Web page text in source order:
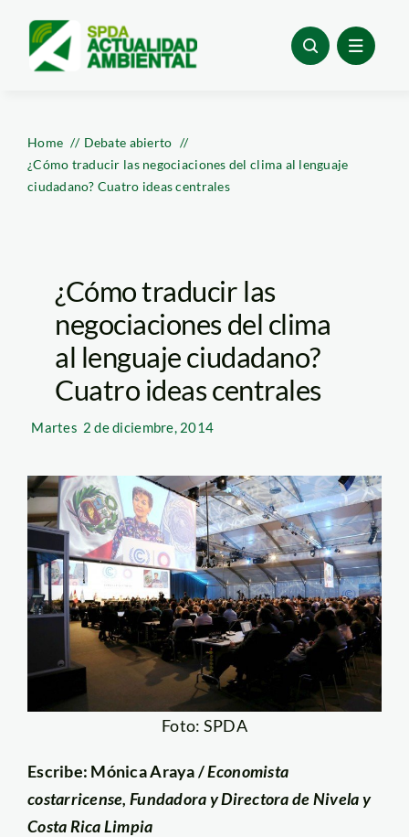
content
Home
Debate abierto
¿Cómo traducir las negociaciones del clima al lenguaje
ciudadano? Cuatro ideas centrales
¿Cómo traducir las
negociaciones del clima
al lenguaje ciudadano?
Cuatro ideas centrales
Martes 2 de diciembre, 2014
Foto: SPDA
Escribe: Mónica Araya /Economista
costarricense, Fundadora y Directora de Nivela y
Costa Rica Limpia